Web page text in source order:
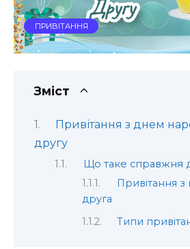
ПРИВІТАННЯ
Зміст
Привітання з днем
другу
Що таке справжня
Привітання з
друга
Типи